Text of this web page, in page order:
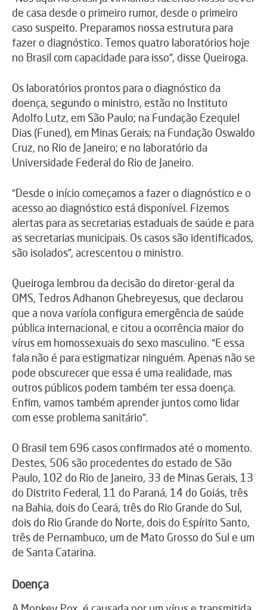
de casa desde o primeiro rumor, desde o primeiro
caso suspeito. Preparamos nossa estrutura para
fazer o diagnóstico. Temos quatro laboratórios hoje
no Brasil com capacidade para isso”, disse Queiroga.
Os laboratórios prontos para o diagnóstico da
doença, segundo o ministro, estão no Instituto
Adolfo Lutz, em São Paulo; na Fundação Ezequiel
Dias (Funed), em Minas Gerais; na Fundação Oswaldo
Cruz, no Rio de Janeiro; e no laboratório da
Universidade Federal do Rio de Janeiro.
“Desde o início começamos a fazer o diagnóstico e o
acesso ao diagnóstico está disponível. Fizemos
alertas para as secretarias estaduais de saúde e para
as secretarias municipais. Os casos são identificados,
são isolados”, acrescentou o ministro.
Queiroga lembrou da decisão do diretor-geral da
OMS, Tedros Adhanon Ghebreyesus, que declarou
que a nova varíola configura emergência de saúde
pública internacional, e citou a ocorrência maior do
vírus em homossexuais do sexo masculino. “E essa
fala não é para estigmatizar ninguém. Apenas não se
pode obscurecer que essa é uma realidade, mas
outros públicos podem também ter essa doença.
Enfim, vamos também aprender juntos como lidar
com esse problema sanitário”.
O Brasil tem 696 casos confirmados até o momento.
Destes, 506 são procedentes do estado de São
Paulo, 102 do Rio de Janeiro, 33 de Minas Gerais, 13
do Distrito Federal, 11 do Paraná, 14 do Goiás, três
na Bahia, dois do Ceará, três do Rio Grande do Sul,
dois do Rio Grande do Norte, dois do Espírito Santo,
três de Pernambuco, um de Mato Grosso do Sul e um
de Santa Catarina.
Doença